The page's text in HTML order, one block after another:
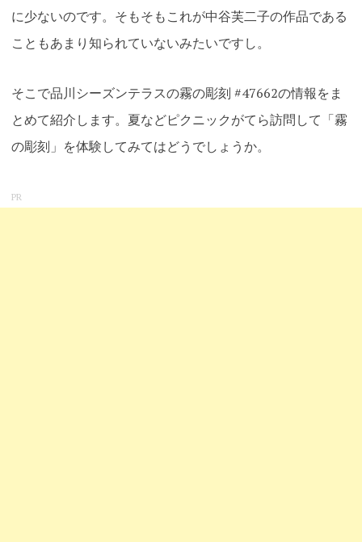
に少ないのです。そもそもこれが中谷芙二子の作品である
こともあまり知られていないみたいですし。
そこで品川シーズンテラスの霧の彫刻 #47662の情報をま
とめて紹介します。夏などピクニックがてら訪問して「霧
の彫刻」を体験してみてはどうでしょうか。
PR